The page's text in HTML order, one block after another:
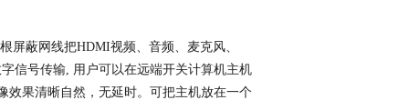
屏蔽网线把HDMI视频、音频、麦克风、
信号传输, 用户可以在远端开关计算机主机
效果清晰自然，无延时。可把主机放在一个